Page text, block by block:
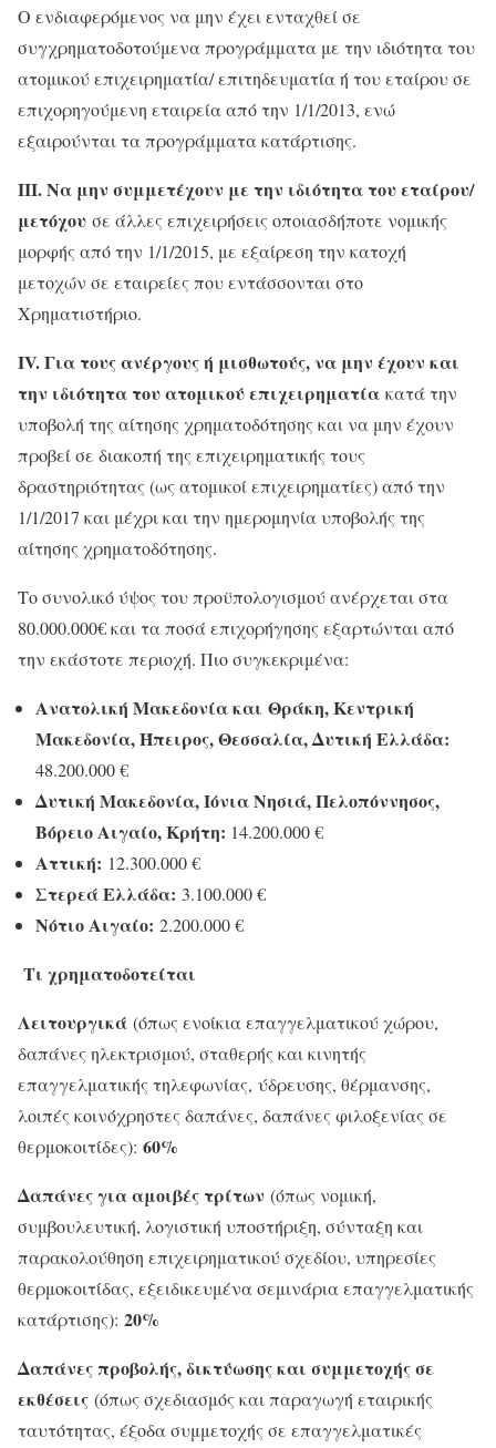
Ο ενδιαφερόμενος να μην έχει ενταχθεί σε
συγχρηματοδοτούμενα προγράμματα με την ιδιότητα του
ατομικού επιχειρηματία/ επιτηδευματία ή του εταίρου σε
επιχορηγούμενη εταιρεία από την 1/1/2013, ενώ
εξαιρούνται τα προγράμματα κατάρτισης.
ΙΙΙ. Να μην συμμετέχουν με την ιδιότητα του εταίρου/
μετόχου σε άλλες επιχειρήσεις οποιασδήποτε νομικής
μορφής από την 1/1/2015, με εξαίρεση την κατοχή
μετοχών σε εταιρείες που εντάσσονται στο
Χρηματιστήριο.
IV. Για τους ανέργους ή μισθωτούς, να μην έχουν και
την ιδιότητα του ατομικού επιχειρηματία κατά την
υποβολή της αίτησης χρηματοδότησης και να μην έχουν
προβεί σε διακοπή της επιχειρηματικής τους
δραστηριότητας (ως ατομικοί επιχειρηματίες) από την
1/1/2017 και μέχρι και την ημερομηνία υποβολής της
αίτησης χρηματοδότησης.
Το συνολικό ύψος του προϋπολογισμού ανέρχεται στα
80.000.000€ και τα ποσά επιχορήγησης εξαρτώνται από
την εκάστοτε περιοχή. Πιο συγκεκριμένα:
Ανατολική Μακεδονία και Θράκη, Κεντρική
Μακεδονία, Ήπειρος, Θεσσαλία, Δυτική Ελλάδα:
48.200.000 €
Δυτική Μακεδονία, Ιόνια Νησιά, Πελοπόννησος,
Βόρειο Αιγαίο, Κρήτη: 14.200.000 €
Αττική: 12.300.000 €
Στερεά Ελλάδα: 3.100.000 €
Νότιο Αιγαίο: 2.200.000 €
Τι χρηματοδοτείται
Λειτουργικά (όπως ενοίκια επαγγελματικού χώρου,
δαπάνες ηλεκτρισμού, σταθερής και κινητής
επαγγελματικής τηλεφωνίας, ύδρευσης, θέρμανσης,
λοιπές κοινόχρηστες δαπάνες, δαπάνες φιλοξενίας σε
θερμοκοιτίδες): 60%
Δαπάνες για αμοιβές τρίτων (όπως νομική,
συμβουλευτική, λογιστική υποστήριξη, σύνταξη και
παρακολούθηση επιχειρηματικού σχεδίου, υπηρεσίες
θερμοκοιτίδας, εξειδικευμένα σεμινάρια επαγγελματικής
κατάρτισης): 20%
Δαπάνες προβολής, δικτύωσης και συμμετοχής σε
εκθέσεις (όπως σχεδιασμός και παραγωγή εταιρικής
ταυτότητας, έξοδα συμμετοχής σε επαγγελματικές